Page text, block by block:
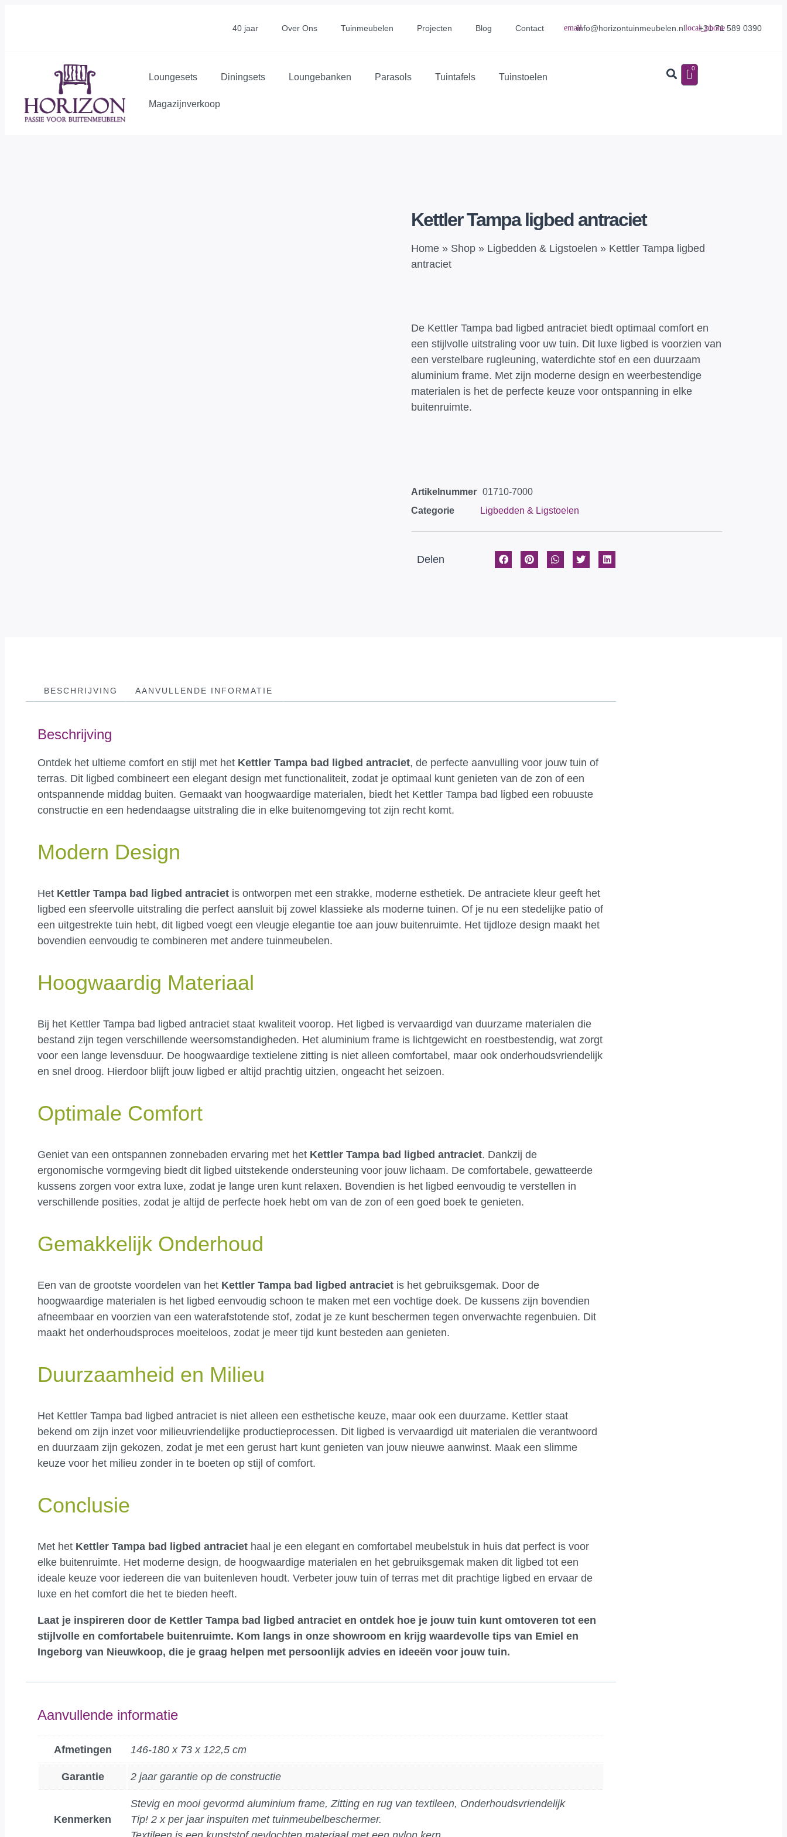
40 jaar Over Ons Tuinmeubelen Projecten Blog Contact info@horizontuinmeubelen.nl +31 71 589 0390
Loungesets Diningsets Loungebanken Parasols Tuintafels Tuinstoelen
Magazijnverkoop
0
Kettler Tampa ligbed antraciet
Home » Shop » Ligbedden & Ligstoelen » Kettler Tampa ligbed
antraciet
De Kettler Tampa bad ligbed antraciet biedt optimaal comfort en
een stijlvolle uitstraling voor uw tuin. Dit luxe ligbed is voorzien van
een verstelbare rugleuning, waterdichte stof en een duurzaam
aluminium frame. Met zijn moderne design en weerbestendige
materialen is het de perfecte keuze voor ontspanning in elke
buitenruimte.
Artikelnummer 01710-7000
Categorie
Ligbedden & Ligstoelen
Delen
BESCHRIJVING AANVULLENDE INFORMATIE
Beschrijving
Ontdek het ultieme comfort en stijl met het Kettler Tampa bad ligbed antraciet, de perfecte aanvulling voor jouw tuin of
terras. Dit ligbed combineert een elegant design met functionaliteit, zodat je optimaal kunt genieten van de zon of een
ontspannende middag buiten. Gemaakt van hoogwaardige materialen, biedt het Kettler Tampa bad ligbed een robuuste
constructie en een hedendaagse uitstraling die in elke buitenomgeving tot zijn recht komt.
Modern Design
Het Kettler Tampa bad ligbed antraciet is ontworpen met een strakke, moderne esthetiek. De antraciete kleur geeft het
ligbed een sfeervolle uitstraling die perfect aansluit bij zowel klassieke als moderne tuinen. Of je nu een stedelijke patio of
een uitgestrekte tuin hebt, dit ligbed voegt een vleugje elegantie toe aan jouw buitenruimte. Het tijdloze design maakt het
bovendien eenvoudig te combineren met andere tuinmeubelen.
Hoogwaardig Materiaal
Bij het Kettler Tampa bad ligbed antraciet staat kwaliteit voorop. Het ligbed is vervaardigd van duurzame materialen die
bestand zijn tegen verschillende weersomstandigheden. Het aluminium frame is lichtgewicht en roestbestendig, wat zorgt
voor een lange levensduur. De hoogwaardige textielene zitting is niet alleen comfortabel, maar ook onderhoudsvriendelijk
en snel droog. Hierdoor blijft jouw ligbed er altijd prachtig uitzien, ongeacht het seizoen.
Optimale Comfort
Geniet van een ontspannen zonnebaden ervaring met het Kettler Tampa bad ligbed antraciet. Dankzij de
ergonomische vormgeving biedt dit ligbed uitstekende ondersteuning voor jouw lichaam. De comfortabele, gewatteerde
kussens zorgen voor extra luxe, zodat je lange uren kunt relaxen. Bovendien is het ligbed eenvoudig te verstellen in
verschillende posities, zodat je altijd de perfecte hoek hebt om van de zon of een goed boek te genieten.
Gemakkelijk Onderhoud
Een van de grootste voordelen van het Kettler Tampa bad ligbed antraciet is het gebruiksgemak. Door de
hoogwaardige materialen is het ligbed eenvoudig schoon te maken met een vochtige doek. De kussens zijn bovendien
afneembaar en voorzien van een waterafstotende stof, zodat je ze kunt beschermen tegen onverwachte regenbuien. Dit
maakt het onderhoudsproces moeiteloos, zodat je meer tijd kunt besteden aan genieten.
Duurzaamheid en Milieu
Het Kettler Tampa bad ligbed antraciet is niet alleen een esthetische keuze, maar ook een duurzame. Kettler staat
bekend om zijn inzet voor milieuvriendelijke productieprocessen. Dit ligbed is vervaardigd uit materialen die verantwoord
en duurzaam zijn gekozen, zodat je met een gerust hart kunt genieten van jouw nieuwe aanwinst. Maak een slimme
keuze voor het milieu zonder in te boeten op stijl of comfort.
Conclusie
Met het Kettler Tampa bad ligbed antraciet haal je een elegant en comfortabel meubelstuk in huis dat perfect is voor
elke buitenruimte. Het moderne design, de hoogwaardige materialen en het gebruiksgemak maken dit ligbed tot een
ideale keuze voor iedereen die van buitenleven houdt. Verbeter jouw tuin of terras met dit prachtige ligbed en ervaar de
luxe en het comfort die het te bieden heeft.
Laat je inspireren door de Kettler Tampa bad ligbed antraciet en ontdek hoe je jouw tuin kunt omtoveren tot een
stijlvolle en comfortabele buitenruimte. Kom langs in onze showroom en krijg waardevolle tips van Emiel en
Ingeborg van Nieuwkoop, die je graag helpen met persoonlijk advies en ideeën voor jouw tuin.
Aanvullende informatie
Afmetingen 146-180 x 73 x 122,5 cm
Garantie 2 jaar garantie op de constructie
Kenmerken
Stevig en mooi gevormd aluminium frame, Zitting en rug van textileen, Onderhoudsvriendelijk
Tip! 2 x per jaar inspuiten met tuinmeubelbeschermer.